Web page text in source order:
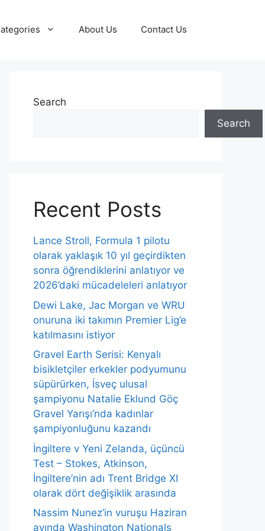
About Us Contact Us
Search
Search
Recent Posts
Lance Stroll, Formula 1 pilotu
olarak yaklaşık 10 yıl geçirdikten
sonra öğrendiklerini anlatıyor ve
2026’daki mücadeleleri anlatıyor
Dewi Lake, Jac Morgan ve WRU
onuruna iki takımın Premier Lig’e
katılmasını istiyor
Gravel Earth Serisi: Kenyalı
bisikletçiler erkekler podyumunu
süpürürken, İsveç ulusal
şampiyonu Natalie Eklund Göç
Gravel Yarışı’nda kadınlar
şampiyonluğunu kazandı
İngiltere v Yeni Zelanda, üçüncü
Test – Stokes, Atkinson,
İngiltere’nin adı Trent Bridge XI
olarak dört değişiklik arasında
Nassim Nunez’in vuruşu Haziran
ayında Washington Nationals